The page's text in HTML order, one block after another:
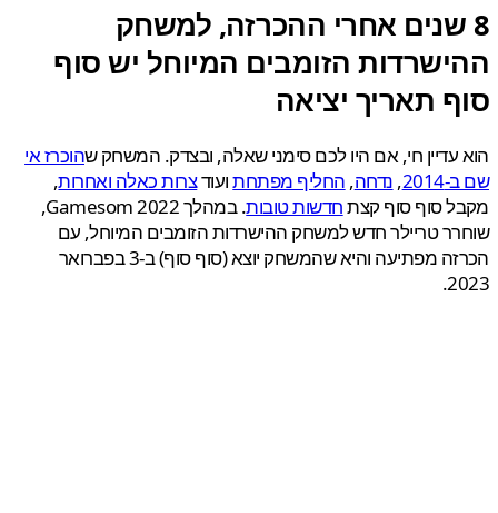
שנים אחרי ההכרזה, למשחק
הזומבים המיוחל יש סוף
תאריך יציאה
עדיין חי, אם היו לכם סימני שאלה, ובצדק. המשחק שהוכרז אי
,נדחה,החליף מפתחתועודצרות כאלה ואחרות,
סוף סוף קצתחדשות טובות
. במהלך Gamesom 2022,
טריילר חדש למשחק ההישרדות הזומבים המיוחל, עם
הכרזה מפתיעה והיא שהמשחק יוצא (סוף סוף) ב-3 בפברואר